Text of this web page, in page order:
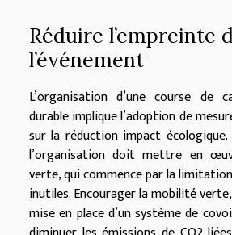
Réduire l’empreinte
l’événement
L’organisation d’une course de
durable implique l’adoption de
sur la réduction impact écologique.
l’organisation doit mettre en
verte, qui commence par la
inutiles. Encourager la mobilité
mise en place d’un système de